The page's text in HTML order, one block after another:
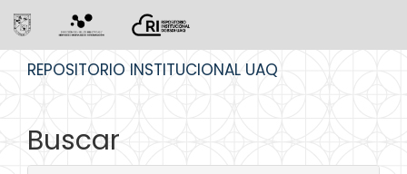
REPOSITORIO INSTITUCIONAL UAQ
Buscar